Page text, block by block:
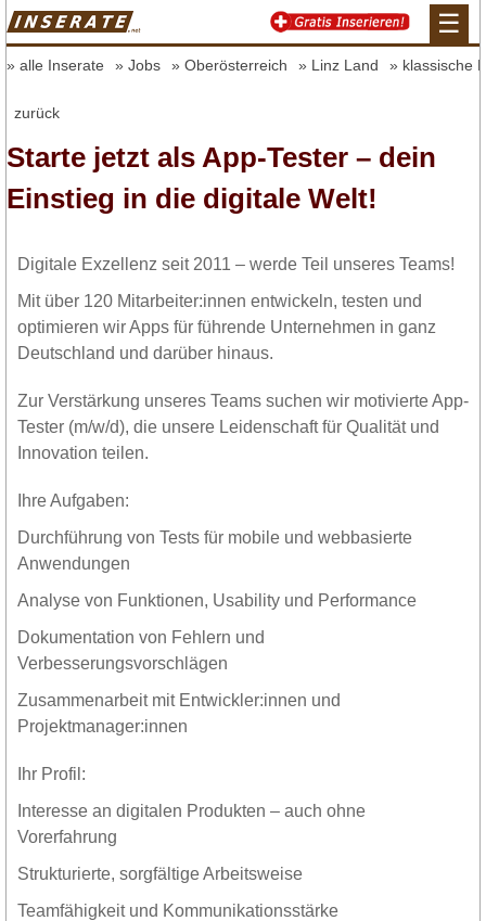
☰
alle Inserate Jobs Oberösterreich Linz Land klassische
zurück
Starte jetzt als App-Tester – dein
Einstieg in die digitale Welt!
Digitale Exzellenz seit 2011 – werde Teil unseres Teams!
Mit über 120 Mitarbeiter:innen entwickeln, testen und
optimieren wir Apps für führende Unternehmen in ganz
Deutschland und darüber hinaus.
Zur Verstärkung unseres Teams suchen wir motivierte App-
Tester (m/w/d), die unsere Leidenschaft für Qualität und
Innovation teilen.
Ihre Aufgaben:
Durchführung von Tests für mobile und webbasierte
Anwendungen
Analyse von Funktionen, Usability und Performance
Dokumentation von Fehlern und
Verbesserungsvorschlägen
Zusammenarbeit mit Entwickler:innen und
Projektmanager:innen
Ihr Profil:
Interesse an digitalen Produkten – auch ohne
Vorerfahrung
Strukturierte, sorgfältige Arbeitsweise
Teamfähigkeit und Kommunikationsstärke